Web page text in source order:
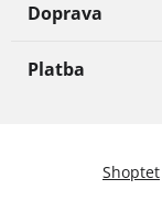
Doprava
Platba
Shoptet